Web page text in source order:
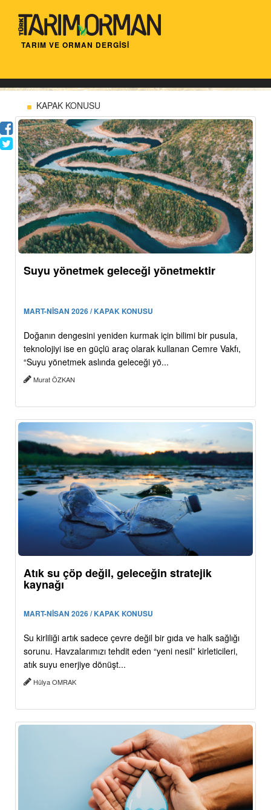
TARIM VE ORMAN DERGİSİ
KAPAK KONUSU
Suyu yönetmek geleceği yönetmektir
MART-NİSAN 2026 / KAPAK KONUSU
Doğanın dengesini yeniden kurmak için bilimi bir pusula,
teknolojiyi ise en güçlü araç olarak kullanan Cemre Vakfı,
“Suyu yönetmek aslında geleceği yö...
Murat ÖZKAN
Atık su çöp değil, geleceğin stratejik
kaynağı
MART-NİSAN 2026 / KAPAK KONUSU
Su kirliliği artık sadece çevre değil bir gıda ve halk sağlığı
sorunu. Havzalarımızı tehdit eden “yeni nesil” kirleticileri,
atık suyu enerjiye dönüşt...
Hülya OMRAK